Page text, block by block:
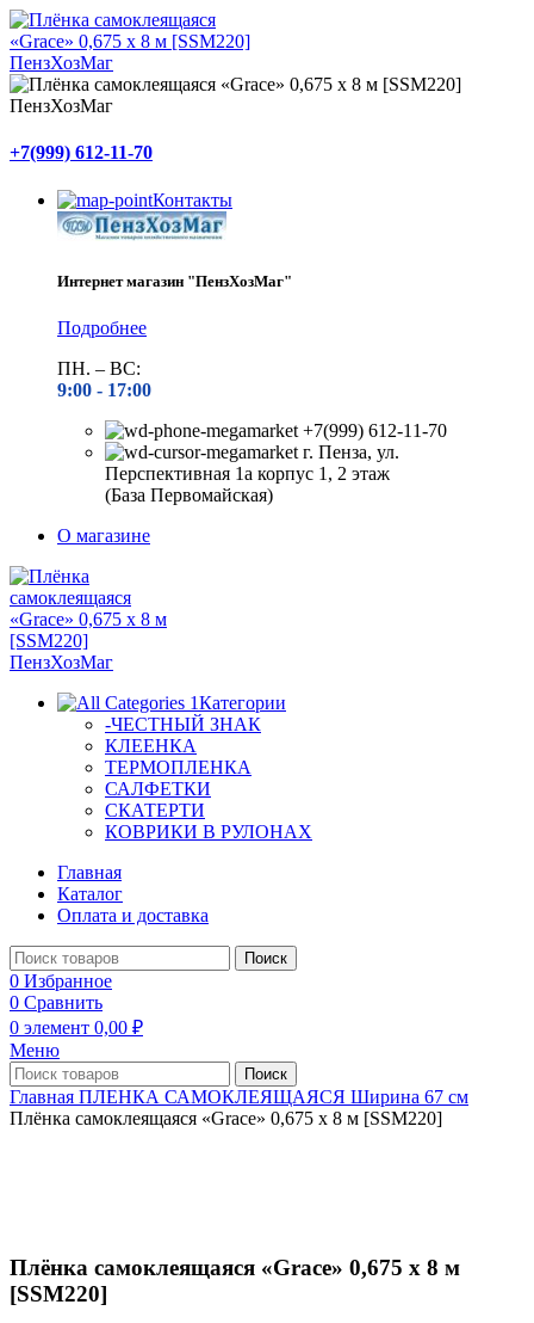
+7(999) 612-11-70
Контакты
Интернет магазин "ПензХозМаг"
Подробнее
ПН. – ВС:
9:00 - 17:00
+7(999) 612-11-70
г. Пенза, ул.
Перспективная 1а корпус 1, 2 этаж
(База Первомайская)
О магазине
Категории
-ЧЕСТНЫЙ ЗНАК
КЛЕЕНКА
ТЕРМОПЛЕНКА
САЛФЕТКИ
СКАТЕРТИ
КОВРИКИ В РУЛОНАХ
Главная
Каталог
Оплата и доставка
Поиск
0 Избранное
0 Сравнить
0 элемент 0,00 ₽
Меню
Поиск
Главная ПЛЕНКА САМОКЛЕЯЩАЯСЯ Ширина 67 см
Плёнка самоклеящаяся «Grace» 0,675 х 8 м [SSM220]
Плёнка самоклеящаяся «Grace» 0,675 х 8 м
[SSM220]